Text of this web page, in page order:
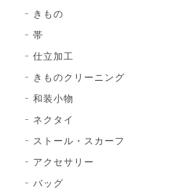
きもの
帯
仕立加工
きものクリーニング
和装小物
ネクタイ
ストール・スカーフ
アクセサリー
バッグ